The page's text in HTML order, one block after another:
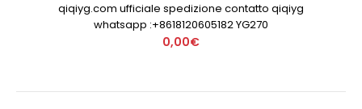
qiqiyg.com ufficiale spedizione contatto qiqiyg
whatsapp :+8618120605182 YG270
0,00€